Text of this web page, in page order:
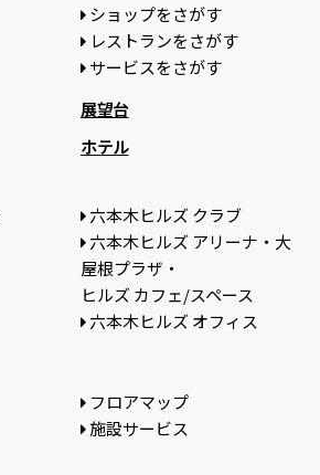
ショップをさがす
レストランをさがす
サービスをさがす
展望台
ホテル
六本木ヒルズ クラブ
六本木ヒルズ アリーナ・大
屋根プラザ・
ヒルズ カフェ/スペース
六本木ヒルズ オフィス
フロアマップ
施設サービス